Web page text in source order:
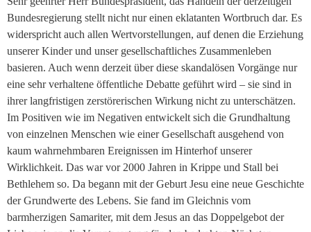
Bundesregierung stellt nicht nur einen eklatanten Wortbruch dar. Es
widerspricht auch allen Wertvorstellungen, auf denen die Erziehung
unserer Kinder und unser gesellschaftliches Zusammenleben
basieren. Auch wenn derzeit über diese skandalösen Vorgänge nur
eine sehr verhaltene öffentliche Debatte geführt wird – sie sind in
ihrer langfristigen zerstörerischen Wirkung nicht zu unterschätzen.
Im Positiven wie im Negativen entwickelt sich die Grundhaltung
von einzelnen Menschen wie einer Gesellschaft ausgehend von
kaum wahrnehmbaren Ereignissen im Hinterhof unserer
Wirklichkeit. Das war vor 2000 Jahren in Krippe und Stall bei
Bethlehem so. Da begann mit der Geburt Jesu eine neue Geschichte
der Grundwerte des Lebens. Sie fand im Gleichnis vom
barmherzigen Samariter, mit dem Jesus an das Doppelgebot der